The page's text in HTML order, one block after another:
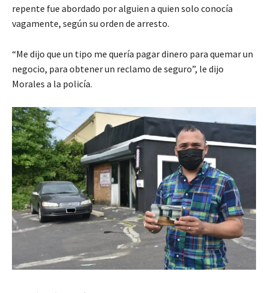
repente fue abordado por alguien a quien solo conocía
vagamente, según su orden de arresto.
“Me dijo que un tipo me quería pagar dinero para quemar un
negocio, para obtener un reclamo de seguro”, le dijo
Morales a la policía.